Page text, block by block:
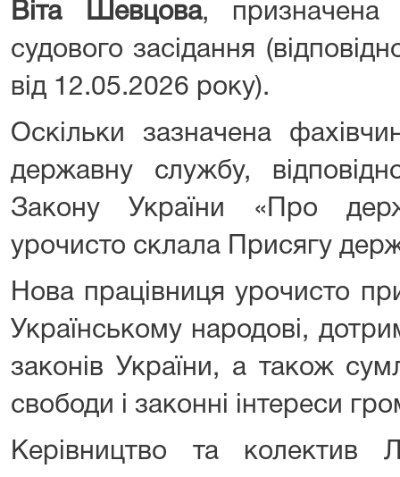
Віта Шевцова, призначена
судового засідання
від 12.05.2026 року).
Оскільки зазначена
державну службу,
Закону України «Про
урочисто склала Присягу
Нова працівниця урочисто
Українському народові,
законів України, а також
свободи і законні інтереси
Керівництво та колектив